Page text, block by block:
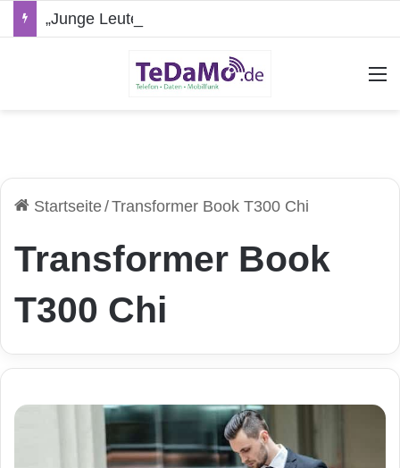
Startseite/Transformer Book T300 Chi
Transformer Book
T300 Chi